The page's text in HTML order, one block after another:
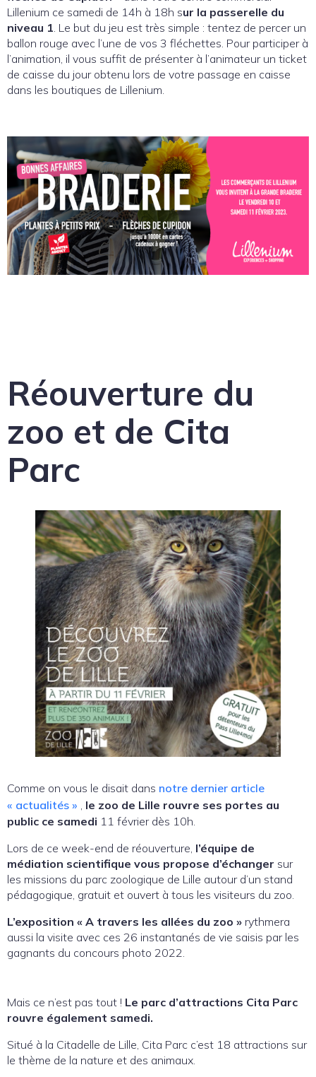
Lillenium ce samedi de 14h à 18h sur la passerelle du
niveau 1 . Le but du jeu est très simple : tentez de percer un
ballon rouge avec l’une de vos 3 fléchettes. Pour participer à
l’animation, il vous suffit de présenter à l’animateur un ticket
de caisse du jour obtenu lors de votre passage en caisse
dans les boutiques de Lillenium.
Réouverture du
zoo et de Cita
Parc
Comme on vous le disait dans notre dernier article
« actualités »
le zoo de Lille rouvre ses portes au
public ce samedi 11 février dès 10h.
Lors de ce week-end de réouverture, l’équipe de
médiation scientifique vous propose d’échanger sur
les missions du parc zoologique de Lille autour d’un stand
pédagogique, gratuit et ouvert à tous les visiteurs du zoo.
L’exposition « A travers les allées du zoo » rythmera
aussi la visite avec ces 26 instantanés de vie saisis par les
gagnants du concours photo 2022.
Mais ce n’est pas tout ! Le parc d’attractions Cita Parc
rouvre également samedi.
Situé à la Citadelle de Lille, Cita Parc c’est 18 attractions sur
le thème de la nature et des animaux.